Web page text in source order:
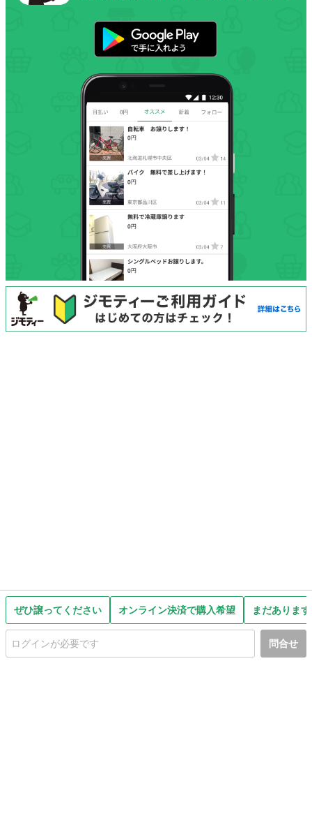
ぜひ譲ってください オンライン決済で購入希望 まだありま
問合せ